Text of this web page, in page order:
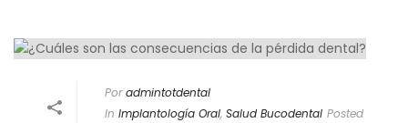
Por admintotdental
In Implantología Oral, Salud Bucodental Posted